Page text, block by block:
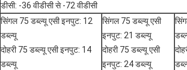
डीसी: -36 वीडीसी से -72 वीडीसी
सिंगल 75 डब्ल्यू एसी इनपुट: 12
डब्ल्यू
दोहरी 75 डब्ल्यू एसी इनपुट: 14
डब्ल्यू
सिंगल 75 डब्ल्यू एसी
इनपुट: 21 डब्ल्यू
दोहरी 75 डब्ल्यू एसी
इनपुट: 24 डब्ल्यू